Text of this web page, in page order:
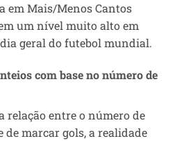
em Mais/Menos Cantos
um nível muito alto em
geral do futebol mundial.
com base no número de
relação entre o número de
de marcar gols, a realidade